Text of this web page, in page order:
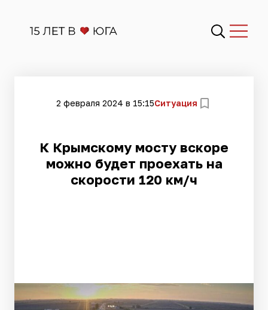
2 февраля 2024 в 15:15Ситуация
К Крымскому мосту вскоре
можно будет проехать на
скорости 120 км/ч